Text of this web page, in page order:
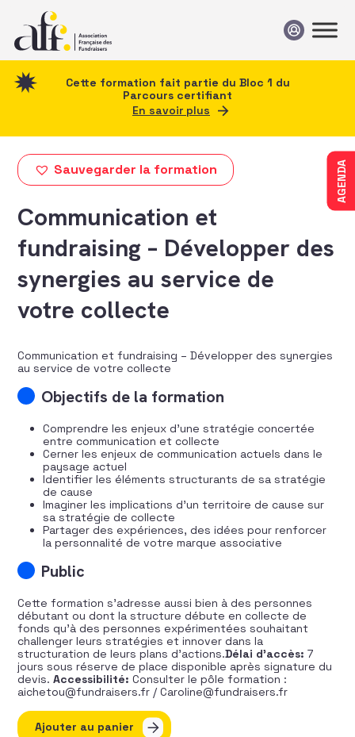
AGENDA
Cette formation fait partie du Bloc 1 du
Parcours certifiant
En savoir plus
Sauvegarder la formation
Communication et
fundraising – Développer des
synergies au service de
votre collecte
Communication et fundraising – Développer des synergies
au service de votre collecte
Objectifs de la formation
Comprendre les enjeux d’une stratégie concertée
entre communication et collecte
Cerner les enjeux de communication actuels dans le
paysage actuel
Identifier les éléments structurants de sa stratégie
de cause
Imaginer les implications d’un territoire de cause sur
sa stratégie de collecte
Partager des expériences, des idées pour renforcer
la personnalité de votre marque associative
Public
Cette formation s’adresse aussi bien à des personnes
débutant ou dont la structure débute en collecte de
fonds qu’à des personnes expérimentées souhaitant
challenger leurs stratégies et innover dans la
structuration de leurs plans d’actions.Délai d’accès: 7
jours sous réserve de place disponible après signature du
devis.Accessibilité: Consulter le pôle formation :
aichetou@fundraisers.fr / Caroline@fundraisers.fr
quantité de Communication et fundraising -
Ajouter au panier